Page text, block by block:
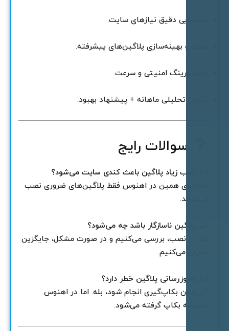
شناسایی دقیق نیازهای سایت.
نصب و بهینه‌سازی پلاگین‌های پیشرفته.
مانیتورینگ امنیتی و سرعت.
گزارش تحلیلی ماهانه + پیشنهاد بهبود.
سوالات رایج
آیا نصب زیاد پلاگین باعث کندی سایت می‌شود؟
بله؛ برای همین در اهنوس فقط پلاگین‌های ضروری نصب
اگر پلاگین ناسازگار باشد چه می‌شود؟
قبل از نصب، بررسی می‌کنیم و در صورت مشکل، جایگزین
معرفی می‌کنیم.
آیا به‌روزرسانی پلاگین خطر دارد؟
اگر بدون بکاپ‌گیری انجام شود، بله. اما در اهنوس
همیشه بکاپ گرفته می‌شود.